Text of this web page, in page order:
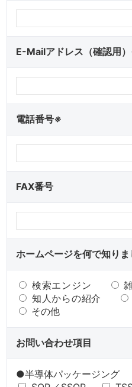
E-Mailアドレス（確認用）
電話番号※
FAX番号
ホームページを何で知りま
検索エンジン
知人からの紹介
その他
お問い合わせ項目
●半導体パッケージング